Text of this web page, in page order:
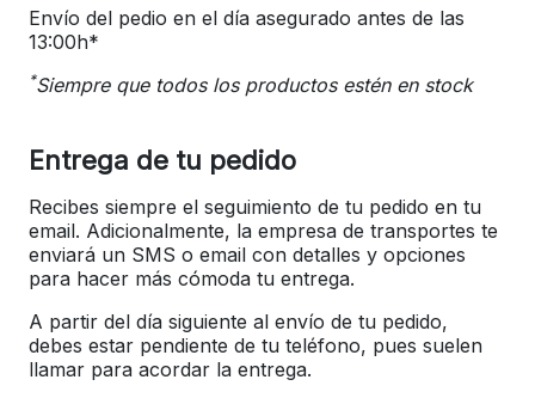
Envío del pedio en el día asegurado antes de las
13:00h*
*Siempre que todos los productos estén en stock
Entrega de tu pedido
Recibes siempre el seguimiento de tu pedido en tu
email. Adicionalmente, la empresa de transportes te
enviará un SMS o email con detalles y opciones
para hacer más cómoda tu entrega.
A partir del día siguiente al envío de tu pedido,
debes estar pendiente de tu teléfono, pues suelen
llamar para acordar la entrega.